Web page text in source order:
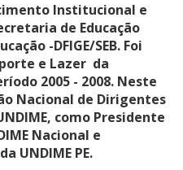
Institucional e
de Educação
-DFIGE/SEB. Foi
e Lazer da
2005 - 2008. Neste
Nacional de Dirigentes
como Presidente
Nacional e
UNDIME PE.